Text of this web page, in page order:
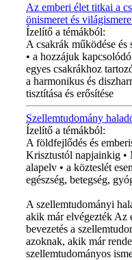
Az emberi élet titkai a
önismeret és
Ízelítő a témákból:
A csakrák működése és
• a hozzájuk
egyes csakrákhoz
a harmonikus és
tisztítása és erősítése
Szellemtudomány
Ízelítő a témákból:
A földfejlődés és
Krisztustól napjainkig •
alapelv • a közteslét
egészség, betegség,
A szellemtudományi
akik már elvégezték Az
bevezetés a
azoknak, akik már
szellemtudományos